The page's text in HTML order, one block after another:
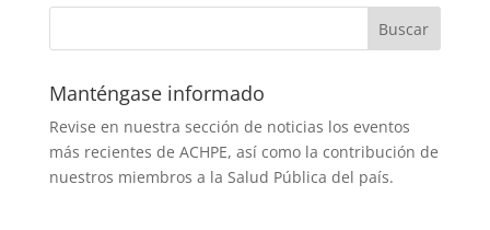
Manténgase informado
Revise en nuestra sección de noticias los eventos
más recientes de ACHPE, así como la contribución de
nuestros miembros a la Salud Pública del país.